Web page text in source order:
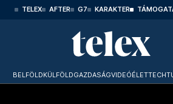
TELEX AFTER G7 KARAKTER
BELFÖLDKÜLFÖLDGAZDASÁGVIDEÓÉLET